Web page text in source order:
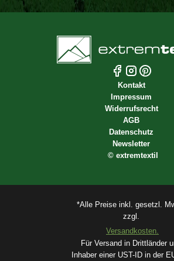
Kontakt
Impressum
Widerrufsrecht
AGB
Datenschutz
Newsletter
© extremtextil
*Alle Preise inkl. gesetzl.
zzgl.
Versandkosten.
Für Versand in Drittländer
Inhaber einer UST-ID in der